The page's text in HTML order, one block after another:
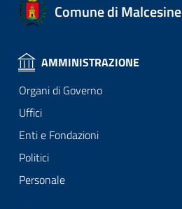
Comune di Malcesine
AMMINISTRAZIONE
Organi di Governo
Uffici
Enti e Fondazioni
Politici
Personale